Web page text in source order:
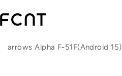
arrows Alpha F-51F(Android